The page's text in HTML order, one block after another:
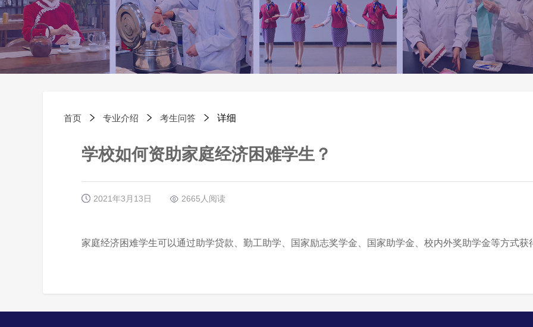
首页  专业介绍  考生问答  详细
学校如何资助家庭经济困难学生？
2021年3月13日 2665人阅读
家庭经济困难学生可以通过助学贷款、勤工助学、国家励志奖学金、国家助学金、校内外奖助学金等方式获